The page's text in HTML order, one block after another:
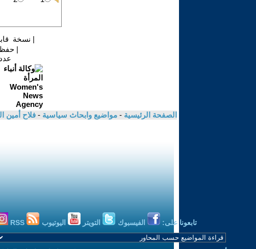
| نسخة
|
عدد
الصفحة الرئيسية - مواضيع وابحاث سياسية - فلاح أمين
تابعونا على: الفيسبوك التويتر اليوتيوب